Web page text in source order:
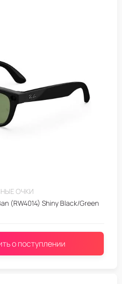
ОЧКИ
(RW4014) Shiny Black/Green
о поступлении